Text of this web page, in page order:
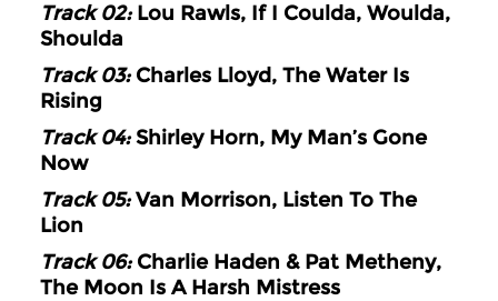
Track 02:Lou Rawls, If I Coulda, Woulda,
Shoulda
Track 03:Charles Lloyd, The Water Is
Rising
Track 04:Shirley Horn, My Man’s Gone
Now
Track 05:Van Morrison, Listen To The
Lion
Track 06:Charlie Haden & Pat Metheny,
The Moon Is A Harsh Mistress